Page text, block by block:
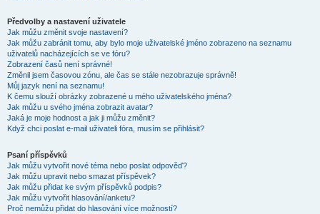
Předvolby a nastavení uživatele
Jak můžu změnit svoje nastavení?
Jak můžu zabránit tomu, aby bylo moje uživatelské jméno zobrazeno na seznamu
uživatelů nacházejících se ve fóru?
Zobrazení časů není správné!
Změnil jsem časovou zónu, ale čas se stále nezobrazuje správně!
Můj jazyk není na seznamu!
K čemu slouží obrázky zobrazené u mého uživatelského jména?
Jak můžu u svého jména zobrazit avatar?
Jaká je moje hodnost a jak ji můžu změnit?
Když chci poslat e-mail uživateli fóra, musím se přihlásit?
Psaní příspěvků
Jak můžu vytvořit nové téma nebo poslat odpověď?
Jak můžu upravit nebo smazat příspěvek?
Jak můžu přidat ke svým příspěvků podpis?
Jak můžu vytvořit hlasování/anketu?
Proč nemůžu přidat do hlasování více možností?